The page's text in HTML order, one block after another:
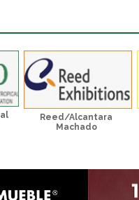
Reed/Alcantara
Machado